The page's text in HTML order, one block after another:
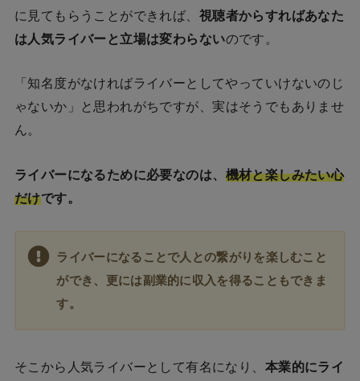
に見てもらうことができれば、 視聴者からすればあなた
は人気ライバーと立場は変わらないのです。
「知名度がなければライバーとしてやっていけないのじ
ゃないか 」と思われがちですが、実はそうでもありませ
ん。
ライバーになるために必要なのは、 機材と楽しみたい心
だけです。
ライバーになることで人との繋がりを楽しむこと
ができ、更には副業的に収入を得ることもできま
す。
そこから人気ライバーとして有名になり、 本業的にライ